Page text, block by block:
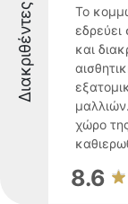
Διακριθέντες
Το
εδρεύει
και
χώρο
8.6